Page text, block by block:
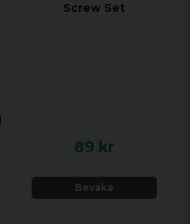
Screw Set
89 kr
Bevaka